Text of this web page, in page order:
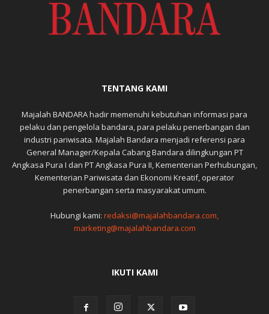
TENTANG KAMI
Majalah BANDARA hadir memenuhi kebutuhan informasi para
pelaku dan pengelola bandara, para pelaku penerbangan dan
industri pariwisata. Majalah Bandara menjadi referensi para
General Manager/Kepala Cabang Bandara dilingkungan PT
Angkasa Pura I dan PT Angkasa Pura II, Kementerian Perhubungan,
Kementerian Pariwisata dan Ekonomi Kreatif, operator
penerbangan serta masyarakat umum.
Hubungi kami: redaksi@majalahbandara.com,
marketing@majalahbandara.com
IKUTI KAMI